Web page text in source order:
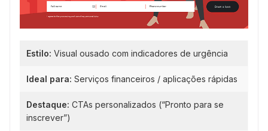
Estilo: Visual ousado com indicadores de urgência
Ideal para: Serviços financeiros / aplicações rápidas
Destaque: CTAs personalizados (“Pronto para se
inscrever”)